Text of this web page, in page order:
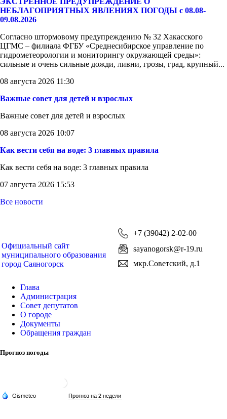
НЕБЛАГОПРИЯТНЫХ ЯВЛЕНИЯХ ПОГОДЫ с 08.08-
09.08.2026
Согласно штормовому предупреждению № 32 Хакасского
ЦГМС – филиала ФГБУ «Среднесибирское управление по
гидрометеорологии и мониторингу окружающей среды»:
сильные и очень сильные дожди, ливни, грозы, град, крупный...
08 августа 2026 11:30
Важные совет для детей и взрослых
Важные совет для детей и взрослых
08 августа 2026 10:07
Как вести себя на воде: 3 главных правила
Как вести себя на воде: 3 главных правила
07 августа 2026 15:53
Все новости
Официальный сайт
муниципального образования
город Саяногорск
+7 (39042) 2-02-00
sayanogorsk@r-19.ru
мкр.Советский, д.1
Глава
Администрация
Совет депутатов
О городе
Документы
Обращения граждан
Прогноз погоды